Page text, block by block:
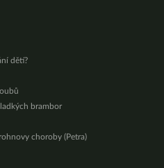
dětí?
brambor
choroby (Petra)